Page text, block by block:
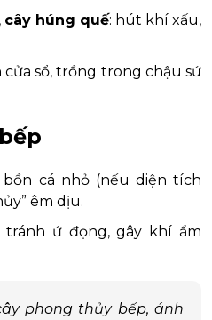
, cây húng quế: hút khí xấu,
sổ, trồng trong chậu sứ
bồn cá nhỏ (nếu diện tích
êm dịu.
tránh ứ đọng, gây khí ẩm
phong thủy bếp, ánh